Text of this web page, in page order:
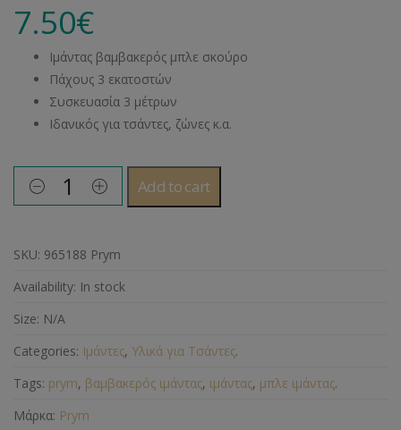
7.50€
Ιμάντας βαμβακερός μπλε σκούρο
Πάχους 3 εκατοστών
Συσκευασία 3 μέτρων
Ιδανικός για τσάντες, ζώνες κ.α.
Add to cart
SKU: 965188 Prym
Availability: In stock
Size: N/A
Categories: Ιμάντες, Υλικά για Τσάντες.
Tags: prym, βαμβακερός ιμάντας, ιμάντας, μπλε ιμάντας.
Μάρκα: Prym